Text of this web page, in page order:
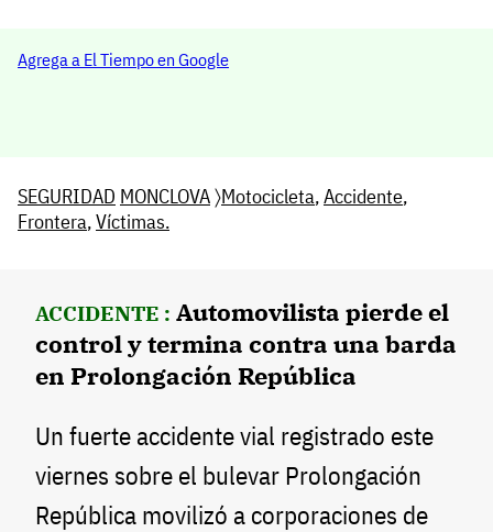
Agrega a El Tiempo en Google
SEGURIDAD MONCLOVA〉Motocicleta,Accidente,
Frontera,Víctimas.
ACCIDENTE : Automovilista pierde el
control y termina contra una barda
en Prolongación República
Un fuerte accidente vial registrado este
viernes sobre el bulevar Prolongación
República movilizó a corporaciones de